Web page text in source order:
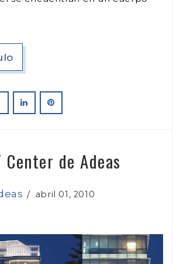
Center de Adeas
/abril 01, 2010